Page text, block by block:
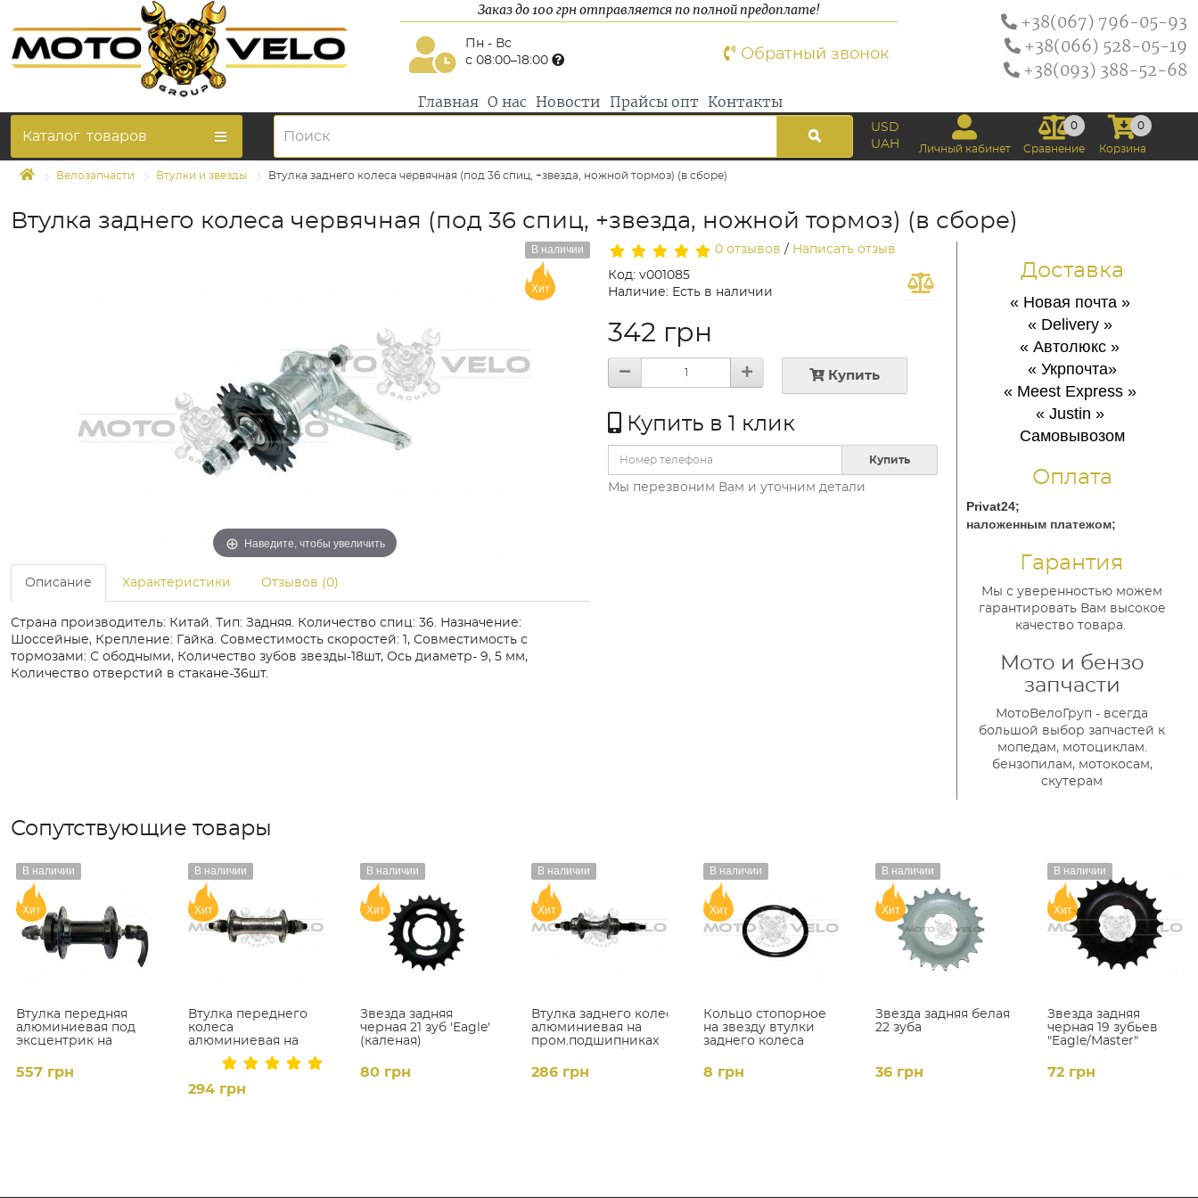
Заказ до 100 грн отправляется по полной предоплате!
Пн - Вс
с 08:00–18:00
Обратный звонок
Главная О нас Новости Прайсы опт Контакты
+38(067) 796-05-93
+38(066) 528-05-19
+38(093) 388-52-68
Каталог товаров
USD
UAH
Личный кабинет
0
Сравнение
0
Корзина
Велозапчасти Втулки и звезды Втулка заднего колеса червячная (под 36 спиц, +звезда, ножной тормоз) (в сборе)
Втулка заднего колеса червячная (под 36 спиц, +звезда, ножной тормоз) (в сборе)
В наличии
Хит
Наведите, чтобы увеличить
Описание Характеристики Отзывов (0)
Страна производитель: Китай. Тип: Задняя. Количество спиц: 36. Назначение:
Шоссейные, Крепление: Гайка. Совместимость скоростей: 1, Совместимость с
тормозами: С ободными, Количество зубов звезды-18шт, Ось диаметр- 9, 5 мм,
Количество отверстий в стакане-36шт.
0 отзывов / Написать отзыв
Код: v001085
Наличие: Есть в наличии
342 грн
Купить
Купить в 1 клик
Купить
Мы перезвоним Вам и уточним детали
Доставка
« Новая почта »
« Delivery »
« Автолюкс»
« Укрпочта»
« Meest Express »
« Justin »
Самовывозом
Оплата
Privat24;
наложенным платежом;
Гарантия
Мы с уверенностью можем
гарантировать Вам высокое
качество товара.
Мото и бензо
запчасти
МотоВелоГруп - всегда
большой выбор запчастей к
мопедам, мотоциклам.
бензопилам, мотокосам,
скутерам
Сопутствующие товары
Втулка передняя
алюминиевая под
эксцентрик на
Disc-Brake 6 болтов)
Black 36H
В наличии
Хит
557 грн
Втулка переднего
колеса
алюминиевая на
пром.подшипниках
В наличии
Хит
294 грн
Звезда задняя
черная 21 зуб 'Eagle'
(каленая)
В наличии
Хит
80 грн
Втулка заднего колеса
алюминиевая на
пром.подшипниках
В наличии
Хит
286 грн
Кольцо стопорное
на звезду втулки
заднего колеса
В наличии
Хит
8 грн
Звезда задняя белая
22 зуба
В наличии
Хит
36 грн
Звезда задняя
черная 19 зубьев
"Eagle/Master"
В наличии
Хит
72 грн